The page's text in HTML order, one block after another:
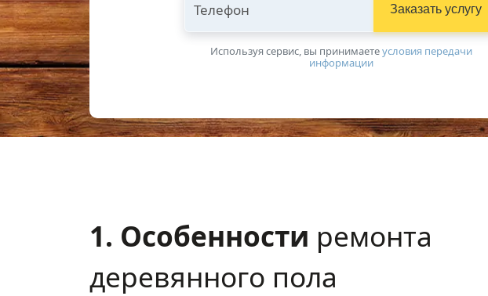
Телефон Заказать услугу
Используя сервис, вы принимаетeусловия передачи
информации
1. Особенности ремонта
деревянного пола